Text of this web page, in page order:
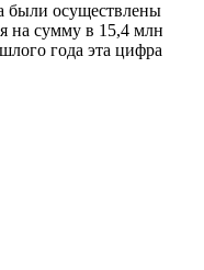
были осуществлены
на сумму в 15,4 млн
года эта цифра